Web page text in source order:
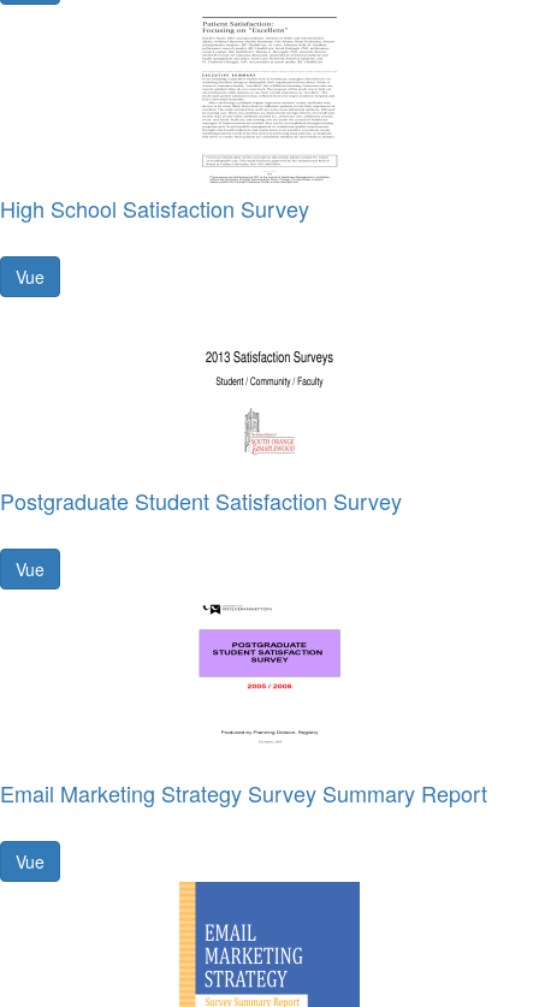
High School Satisfaction Survey
Vue
Postgraduate Student Satisfaction Survey
Vue
Email Marketing Strategy Survey Summary Report
Vue